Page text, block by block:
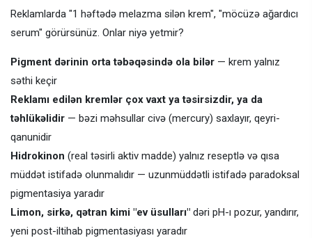
Reklamlarda "1 həftədə melazma silən krem", "möcüzə ağardıcı
serum" görürsünüz. Onlar niyə yetmir?
Pigment dərinin orta təbəqəsində ola bilər — krem yalnız
səthi keçir
Reklamı edilən kremlər çox vaxt ya təsirsizdir, ya da
təhlükəlidir — bəzi məhsullar civə (mercury) saxlayır, qeyri-
qanunidir
Hidrokinon (real təsirli aktiv madde) yalnız reseptlə və qısa
müddət istifadə olunmalıdır — uzunmüddətli istifadə paradoksal
pigmentasiya yaradır
Limon, sirkə, qətran kimi "ev üsulları" dəri pH-ı pozur, yandırır,
yeni post-iltihab pigmentasiyası yaradır